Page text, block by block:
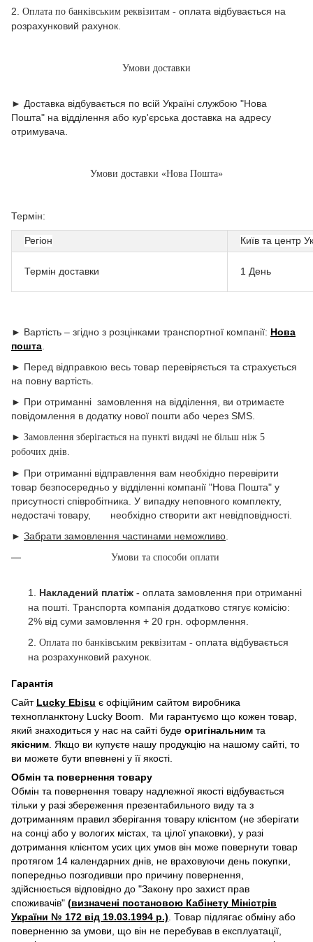
2. Оплата по банківським реквізитам - оплата відбувається на
розрахунковий рахунок.
Умови доставки
► Доставка відбувається по всій Україні службою "Нова
Пошта" на відділення або кур'єрська доставка на адресу
отримувача.
Умови доставки «Нова Пошта»
Термін:
Регіон Київ та центр
Термін доставки 1 День
► Вартість – згідно з розцінками транспортної компанії: Нова
пошта
► Перед відправкою весь товар перевіряється та страхується
на повну вартість.
► При отриманні замовлення на відділення, ви отримаєте
повідомлення в додатку нової пошти або через SMS.
► Замовлення зберігається на пункті видачі не більш ніж 5
робочих днів.
► При отриманні відправлення вам необхідно перевірити
товар безпосередньо у відділенні компанії "Нова Пошта" у
присутності співробітника. У випадку неповного комплекту,
недостачі товару, необхідно створити акт невідповідності.
► Забрати замовлення частинами неможливо
Умови та способи оплати
1. Накладений платіж - оплата замовлення при отриманні
на пошті. Транспорта компанія додатково стягує комісію:
2% від суми замовлення + 20 грн. оформлення.
2. Оплата по банківським реквізитам - оплата відбувається
на розрахунковий рахунок.
Гарантія
Сайт Lucky Ebisu є офіційним сайтом виробника
технопланктону Lucky Boom. Ми гарантуємо що кожен товар,
який знаходиться у нас на сайті буде оригінальним та
якісним . Якщо ви купуєте нашу продукцію на нашому сайті, то
ви можете бути впевнені у її якості.
Обмін та повернення товару
Обмін та повернення товару надлежної якості відбувається
тільки у разі збереження презентабильного виду та з
дотриманням правил зберігання товару клієнтом (не зберігати
на сонці або у вологих містах, та цілої упаковки), у разі
дотримання клієнтом усих цих умов він може повернути товар
протягом 14 календарних днів, не враховуючи день покупки,
попередньо позгодивши про причину повернення,
здійснюється відповідно до "Закону про захист прав
споживачів" (визначені постановою Кабінету Міністрів
України № 172 від 19.03.1994 р.) . Товар підлягає обміну або
поверненню за умови, що він не перебував в експлуатації,